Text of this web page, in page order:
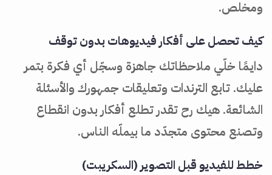
ومخلص.
كيف تحصل على أفكار فيديوهات بدون توقف
دايمًا خلّي ملاحظاتك جاهزة وسجّل أي فكرة بتمر
عليك. تابع الترندات وتعليقات جمهورك والأسئلة
الشائعة. هيك رح تقدر تطلع أفكار بدون انقطاع
وتصنع محتوى متجدّد ما بيملّه الناس.
خطط للفيديو قبل التصوير (السكريبت)